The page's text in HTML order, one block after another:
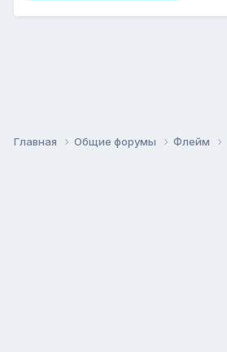
Главная Общие форумы Флейм